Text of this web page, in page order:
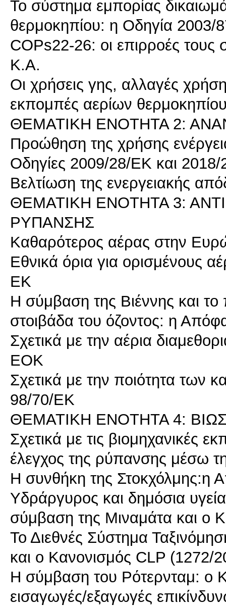
Το σύστημα εμπορίας
θερμοκηπίου: η Οδηγία 2003/
COPs22-26: οι επιρροές τους
Κ.Α.
Οι χρήσεις γης, αλλαγές
εκπομπές αερίων
ΘΕΜΑΤΙΚΗ ΕΝΟΤΗΤΑ 2:
Προώθηση της χρήσης
Οδηγίες 2009/28/ΕΚ και
Βελτίωση της ενεργειακής
ΘΕΜΑΤΙΚΗ ΕΝΟΤΗΤΑ 3:
ΡΥΠΑΝΣΗΣ
Καθαρότερος αέρας στην
Εθνικά όρια για ορισμένους
ΕΚ
Η σύμβαση της Βιέννης και
στοιβάδα του όζοντος: η
Σχετικά με την αέρια
ΕΟΚ
Σχετικά με την ποιότητα των
98/70/ΕΚ
ΘΕΜΑΤΙΚΗ ΕΝΟΤΗΤΑ 4:
Σχετικά με τις βιομηχανικές
έλεγχος της ρύπανσης μέσω
Η συνθήκη της
Υδράργυρος και δημόσια
σύμβαση της Μιναμάτα και ο
Το Διεθνές Σύστημα
και ο Κανονισμός CLP (1272/
Η σύμβαση του Ρότερνταμ: ο
εισαγωγές/εξαγωγές